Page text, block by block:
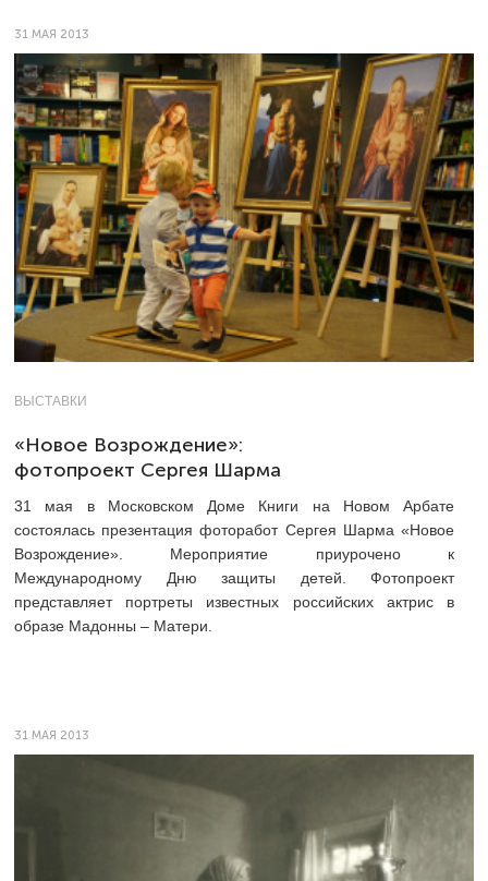
31 МАЯ 2013
ВЫСТАВКИ
«Новое Возрождение»:
фотопроект Сергея Шарма
31 мая в Московском Доме Книги на Новом Арбате
состоялась презентация фоторабот Сергея Шарма «Новое
Возрождение». Мероприятие приурочено к
Международному Дню защиты детей. Фотопроект
представляет портреты известных российских актрис в
образе Мадонны – Матери.
31 МАЯ 2013